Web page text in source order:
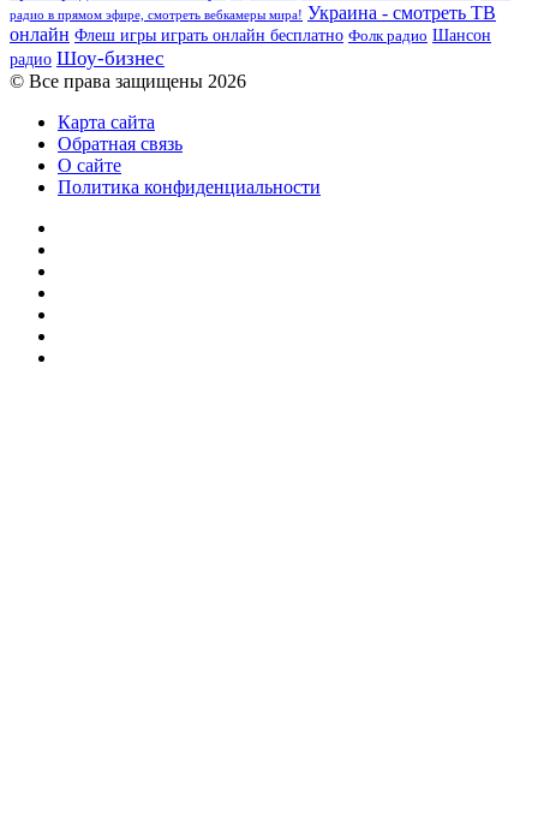
радио в прямом эфире, смотреть вебкамеры мира! Украина - смотреть ТВ
онлайн Флеш игры играть онлайн бесплатно Фолк радио Шансон
радио Шоу-бизнес
© Все права защищены 2026
Карта сайта
Обратная связь
О сайте
Политика конфиденциальности